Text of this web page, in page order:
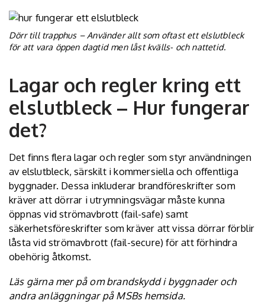
Dörr till trapphus – Använder allt som oftast ett elslutbleck
för att vara öppen dagtid men låst kvälls- och nattetid.
Lagar och regler kring ett
elslutbleck – Hur fungerar
det?
Det finns flera lagar och regler som styr användningen
av elslutbleck, särskilt i kommersiella och offentliga
byggnader. Dessa inkluderar brandföreskrifter som
kräver att dörrar i utrymningsvägar måste kunna
öppnas vid strömavbrott (fail-safe) samt
säkerhetsföreskrifter som kräver att vissa dörrar förblir
låsta vid strömavbrott (fail-secure) för att förhindra
obehörig åtkomst.
Läs gärna mer på om brandskydd i byggnader och
andra anläggningar påMSBs hemsida.